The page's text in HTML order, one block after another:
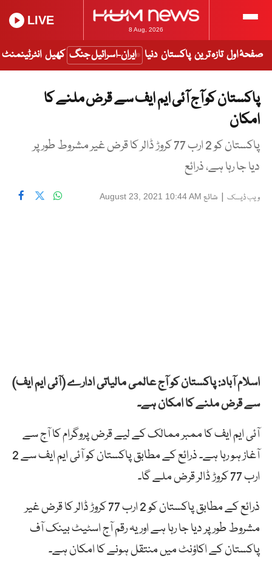
8 Aug, 2026
LIVE
صفحۂ اول تازہ ترین پاکستان دنیا ایران-اسرائیل جنگ کھیل انٹرٹینمنٹ
پاکستان کو آج آئی ایم ایف سے قرض ملنے کا
امکان
پاکستان کو 2 ارب 77 کروڑ ڈالر کا قرض غیر مشروط طور پر
دیا جا رہا ہے، ذرائع
ویب ڈیسک | شائع August 23, 2021 10:44 AM
اسلام آباد: پاکستان کو آج عالمی مالیاتی ادارے (آئی ایم ایف)
سے قرض ملنے کا امکان ہے۔
آئی ایم ایف کا ممبر ممالک کے لیے قرض پروگرام کا آج سے
آغاز ہو رہا ہے۔ ذرائع کے مطابق پاکستان کو آئی ایم ایف سے 2
ارب 77 کروڑ ڈالر قرض ملے گا۔
ذرائع کے مطابق پاکستان کو 2 ارب 77 کروڑ ڈالر کا قرض غیر
مشروط طور پر دیا جا رہا ہے اور یہ رقم آج اسٹیٹ بینک آف
پاکستان کے اکاؤنٹ میں منتقل ہونے کا امکان ہے۔